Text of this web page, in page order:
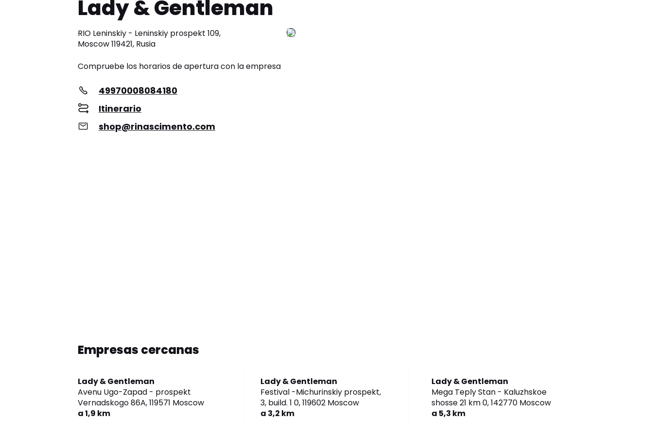
Lady & Gentleman
RIO Leninskiy - Leninskiy prospekt 109,
Moscow 119421, Rusia
Compruebe los horarios de apertura con la empresa
49970008084180
Itinerario
shop@rinascimento.com
Empresas cercanas
Lady & Gentleman
Avenu Ugo-Zapad - prospekt
Vernadskogo 86A,119571 Moscow
a 1,9 km
Lady & Gentleman
Festival -Michurinskiy prospekt,
3, build. 1 0,119602 Moscow
a 3,2 km
Lady & Gentleman
Mega Teply Stan - Kaluzhskoe
shosse 21 km 0,142770 Moscow
a 5,3 km